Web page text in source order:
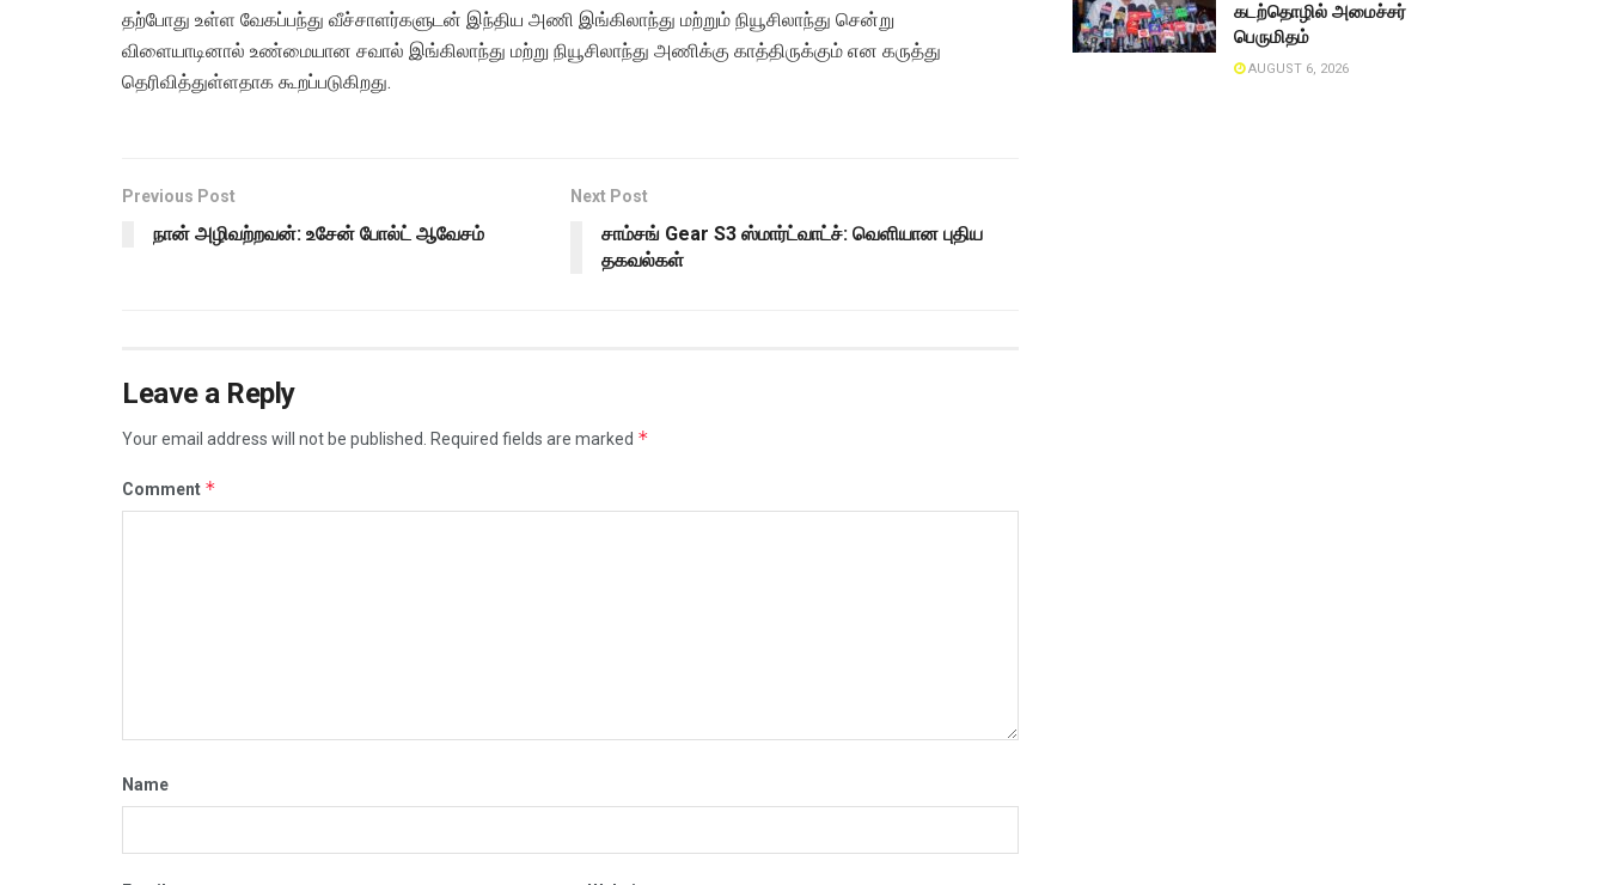
தற்போது உள்ள வேகப்பந்து வீச்சாளர்களுடன் இந்திய அணி இங்கிலாந்து மற்றும் நியூசிலாந்து சென்று
விளையாடினால் உண்மையான சவால் இங்கிலாந்து மற்று நியூசிலாந்து அணிக்கு காத்திருக்கும் என கருத்து
தெரிவித்துள்ளதாக கூறப்படுகிறது.
Previous Post
நான் அழிவற்றவன்: உசேன் போல்ட் ஆவேசம்
Next Post
சாம்சங் Gear S3 ஸ்மார்ட்வாட்ச்: வெளியான புதிய
தகவல்கள்
Leave a Reply
Your email address will not be published. Required fields are marked *
Comment *
Name
கடற்தொழில் அமைச்சர்
பெருமிதம்
AUGUST 6, 2026